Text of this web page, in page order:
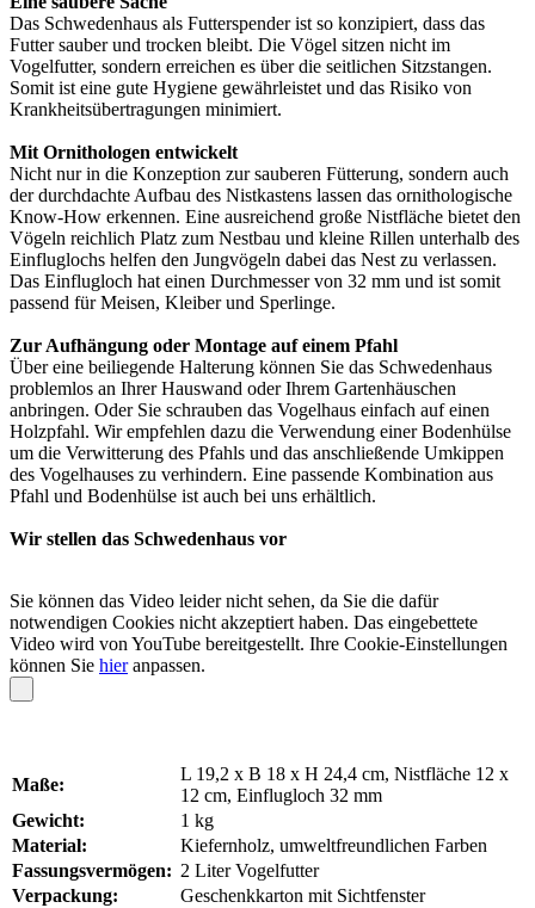
Das Schwedenhaus als Futterspender ist so konzipiert, dass das
Futter sauber und trocken bleibt. Die Vögel sitzen nicht im
Vogelfutter, sondern erreichen es über die seitlichen Sitzstangen.
Somit ist eine gute Hygiene gewährleistet und das Risiko von
Krankheitsübertragungen minimiert.
Mit Ornithologen entwickelt
Nicht nur in die Konzeption zur sauberen Fütterung, sondern auch
der durchdachte Aufbau des Nistkastens lassen das ornithologische
Know-How erkennen. Eine ausreichend große Nistfläche bietet den
Vögeln reichlich Platz zum Nestbau und kleine Rillen unterhalb des
Einfluglochs helfen den Jungvögeln dabei das Nest zu verlassen.
Das Einflugloch hat einen Durchmesser von 32 mm und ist somit
passend für Meisen, Kleiber und Sperlinge.
Zur Aufhängung oder Montage auf einem Pfahl
Über eine beiliegende Halterung können Sie das Schwedenhaus
problemlos an Ihrer Hauswand oder Ihrem Gartenhäuschen
anbringen. Oder Sie schrauben das Vogelhaus einfach auf einen
Holzpfahl. Wir empfehlen dazu die Verwendung einer Bodenhülse
um die Verwitterung des Pfahls und das anschließende Umkippen
des Vogelhauses zu verhindern. Eine passende Kombination aus
Pfahl und Bodenhülse ist auch bei uns erhältlich.
Wir stellen das Schwedenhaus vor
Sie können das Video leider nicht sehen, da Sie die dafür
notwendigen Cookies nicht akzeptiert haben. Das eingebettete
Video wird von YouTube bereitgestellt. Ihre Cookie-Einstellungen
können Sie hieranpassen.
Maße:
L 19,2 x B 18 x H 24,4 cm, Nistfläche 12 x
12 cm, Einflugloch 32 mm
Gewicht:
1 kg
Material:
Kiefernholz, umweltfreundlichen Farben
Fassungsvermögen: 2 Liter Vogelfutter
Verpackung:
Geschenkkarton mit Sichtfenster